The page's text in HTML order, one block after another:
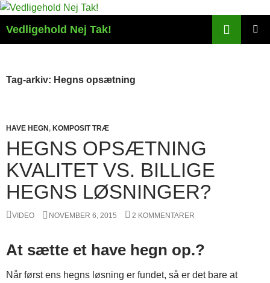
Hop
indhold
Vedligehold Nej Tak!
Tag-arkiv: Hegns opsætning
HAVE HEGN, KOMPOSIT TRÆ
HEGNS OPSÆTNING
KVALITET VS. BILLIGE
HEGNS LØSNINGER?
VIDEO NOVEMBER 6, 2015 2 KOMMENTARER
At sætte et have hegn op.?
Når først ens hegns løsning er fundet, så er det bare at